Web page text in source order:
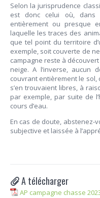
Selon la jurisprudence
est donc celui où,
entièrement ou presque
laquelle les traces des
que tel point du territoire
exemple, soit couverte de
campagne reste à
neige. A l’inverse, aucun
couvrant entièrement le
s’en trouvaient libres, à
par exemple, par suite de
cours d’eau.
En cas de doute, abstenez-
subjective et laissée à
A télécharger
AP campagne chasse